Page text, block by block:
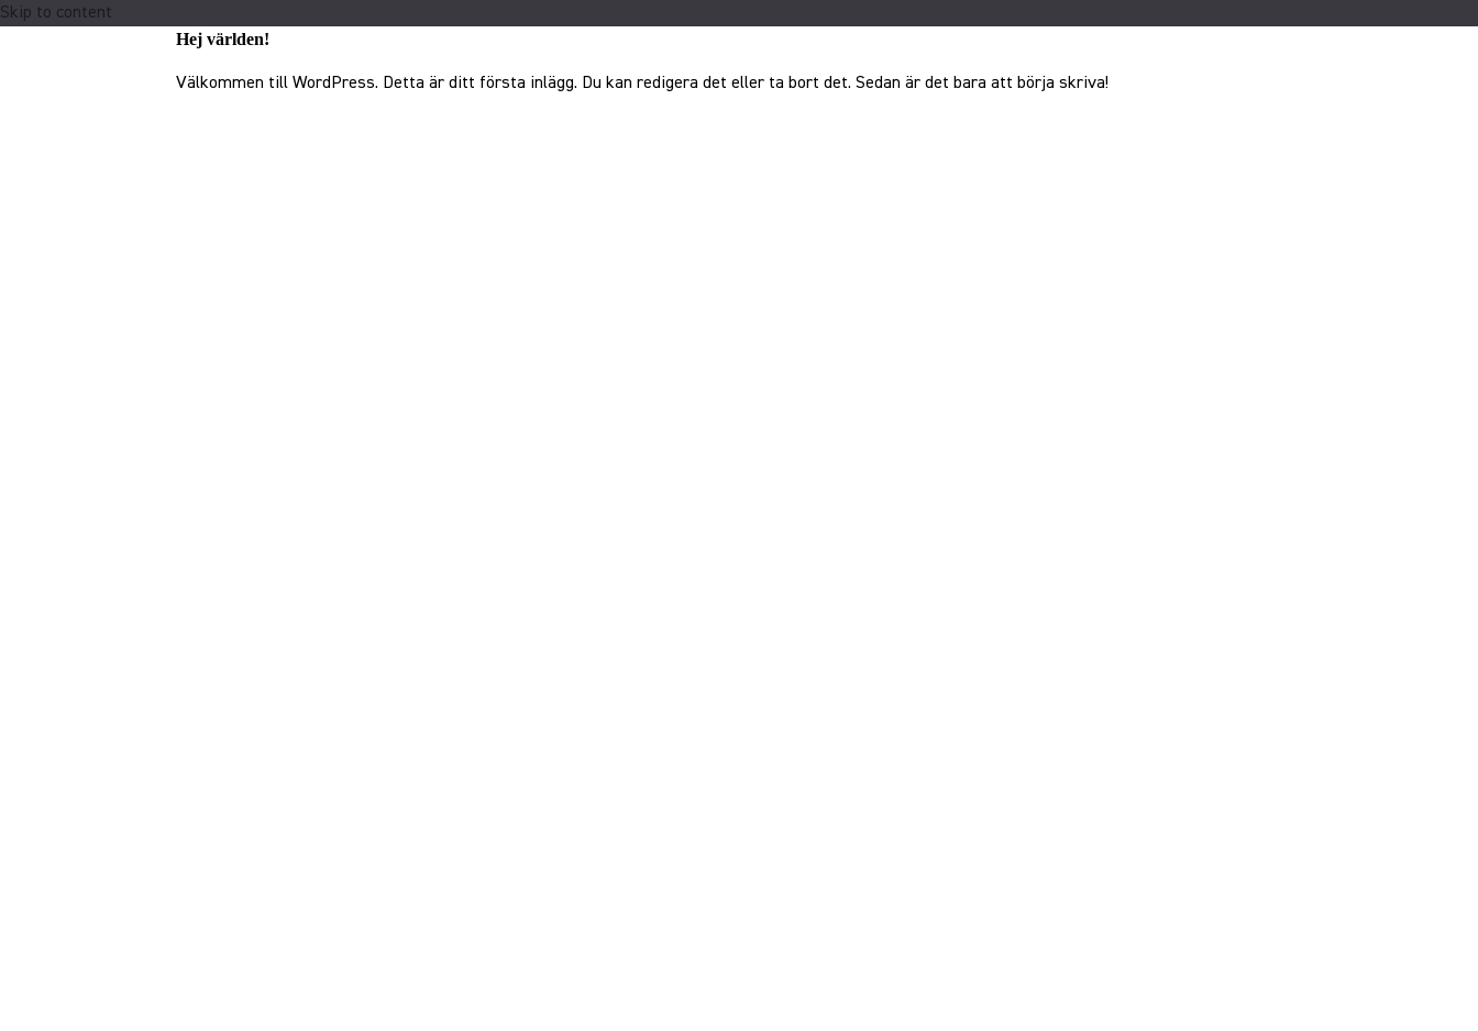
Skip to content
Hej världen!
Välkommen till WordPress. Detta är ditt första inlägg. Du kan redigera det eller ta bort det. Sedan är det bara att börja skriva!